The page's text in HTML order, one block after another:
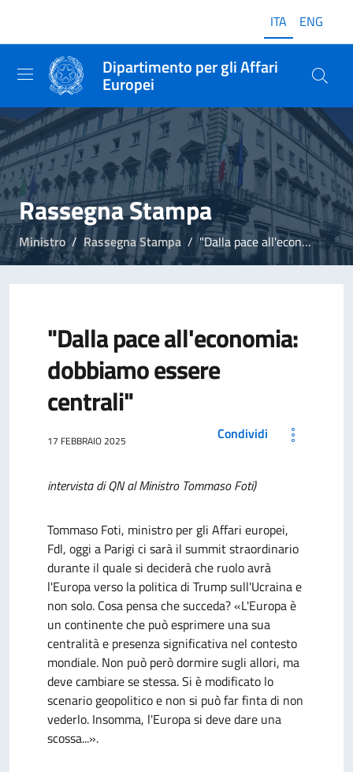
ITA ENG
Dipartimento per gli Affari
Europei
Rassegna Stampa
Ministro Rassegna Stampa "Dalla pace all'economia: dobbiamo essere centrali"
"Dalla pace all'economia:
dobbiamo essere
centrali"
17 FEBBRAIO 2025 Condividi
intervista di QN al Ministro Tommaso Foti)
Tommaso Foti, ministro per gli Affari europei,
Fdl, oggi a Parigi ci sarà il summit straordinario
durante il quale si deciderà che ruolo avrà
l'Europa verso la politica di Trump sull'Ucraina e
non solo. Cosa pensa che succeda? «L'Europa è
un continente che può esprimere una sua
centralità e presenza significativa nel contesto
mondiale. Non può però dormire sugli allori, ma
deve cambiare se stessa. Si è modificato lo
scenario geopolitico e non si può far finta di non
vederlo. Insomma, l'Europa si deve dare una
scossa...».